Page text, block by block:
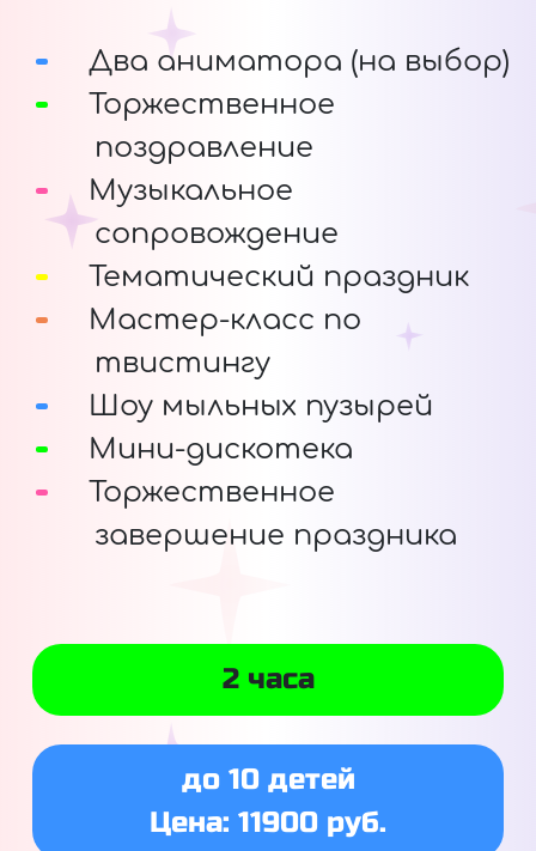
Два аниматора (на выбор)
Торжественное
поздравление
Музыкальное
сопровождение
Тематический праздник
Мастер-класс по
твистингу
Шоу мыльных пузырей
Мини-дискотека
Торжественное
завершение праздника
2 часа
до 10 детей
Цена: 11900 руб.